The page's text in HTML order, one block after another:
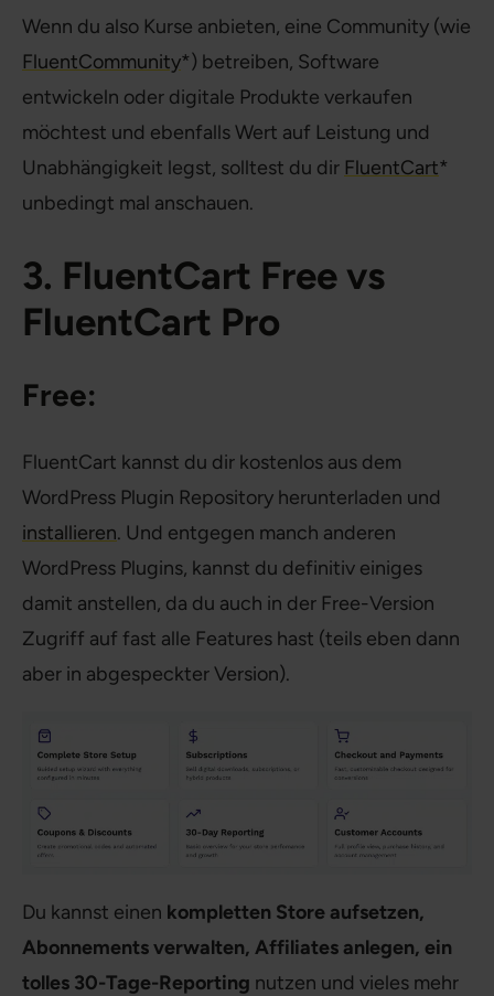
Wenn du also Kurse anbieten, eine Community (wie
FluentCommunity*) betreiben, Software
entwickeln oder digitale Produkte verkaufen
möchtest und ebenfalls Wert auf Leistung und
Unabhängigkeit legst, solltest du dir FluentCart*
unbedingt mal anschauen.
3. FluentCart Free vs
FluentCart Pro
Free:
FluentCart kannst du dir kostenlos aus dem
WordPress Plugin Repository herunterladen und
installieren. Und entgegen manch anderen
WordPress Plugins, kannst du definitiv einiges
damit anstellen, da du auch in der Free-Version
Zugriff auf fast alle Features hast (teils eben dann
aber in abgespeckter Version).
Du kannst einen kompletten Store aufsetzen,
Abonnements verwalten, Affiliates anlegen, ein
tolles 30-Tage-Reporting nutzen und vieles mehr